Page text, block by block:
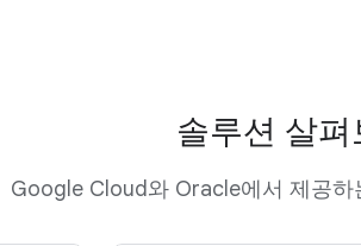
솔루션 살펴
Google Cloud와 Oracle에서 제공하